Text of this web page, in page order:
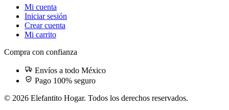
Mi cuenta
Iniciar sesión
Crear cuenta
Mi carrito
Compra con confianza
Envíos a todo México
Pago 100% seguro
© 2026 Elefantito Hogar. Todos los derechos reservados.